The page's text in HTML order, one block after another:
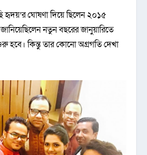
হৃদয়’র ঘোষণা দিয়ে ছিলেন ২০১৫
জানিয়েছিলেন নতুন বছরের জানুয়ারিতে
হবে। কিন্তু তার কোনো অগ্রগতি দেখা